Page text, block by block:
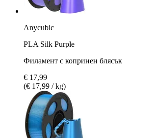
Anycubic
PLA Silk Purple
Филамент с копринен блясък
€ 17,99
(€ 17,99 / kg)